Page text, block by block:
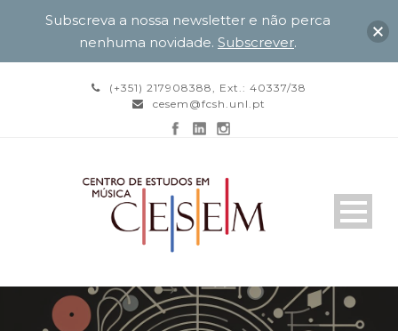
(+351) 217908388, Ext.: 40337/38
cesem@fcsh.unl.pt
Subscreva a nossa newsletter e não perca
nenhuma novidade. Subscrever.